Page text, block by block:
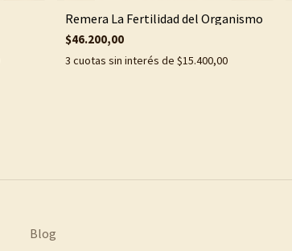
Remera La Fertilidad del Organismo
$46.200,00
3 cuotas sin interés de $15.400,00
Blog